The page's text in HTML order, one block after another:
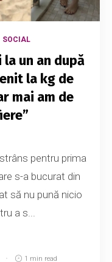
SOCIAL
la un an după
la kg de
mai am de
pentru prima
s-a bucurat din
să nu pună nicio
a s...
1 min read